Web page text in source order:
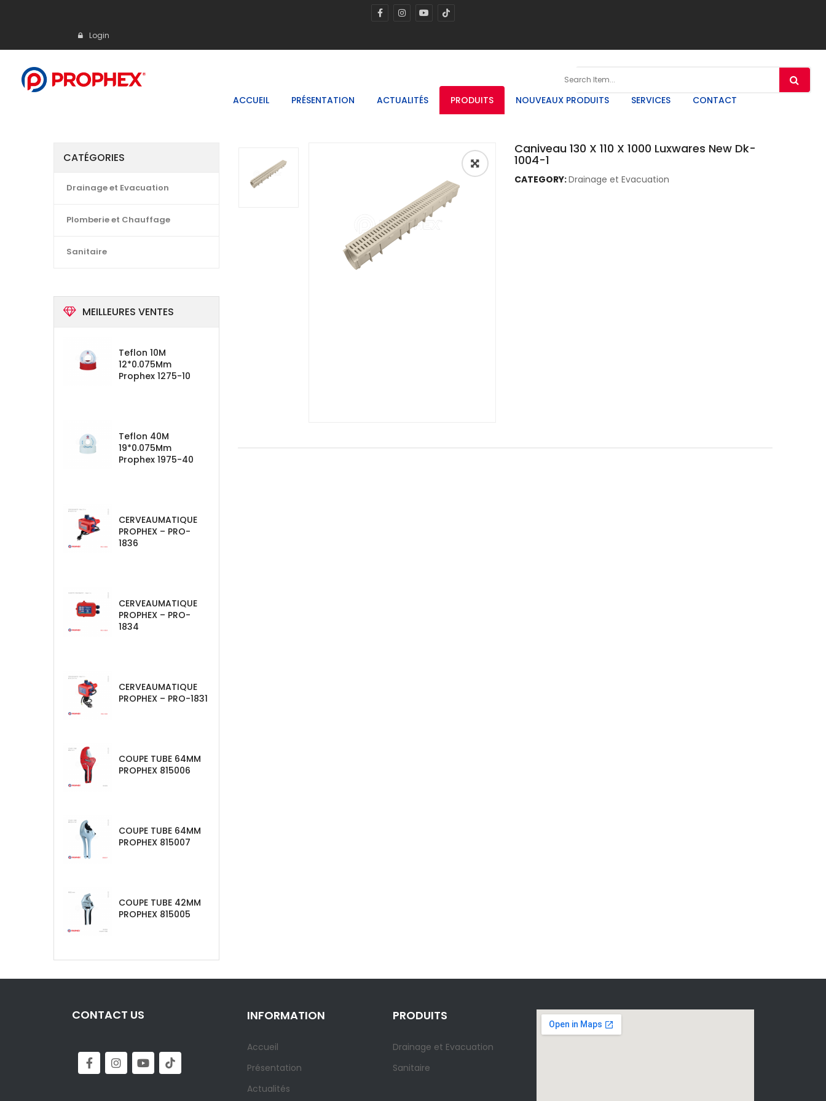
Login
ACCUEIL PRÉSENTATION ACTUALITÉS PRODUITS NOUVEAUX PRODUITS SERVICES CONTACT
CATÉGORIES
Drainage et Evacuation
Plomberie et Chauffage
Sanitaire
MEILLEURES VENTES
Teflon 10M
12*0.075Mm
Prophex 1275-10
Teflon 40M
19*0.075Mm
Prophex 1975-40
CERVEAUMATIQUE
PROPHEX – PRO-
1836
CERVEAUMATIQUE
PROPHEX – PRO-
1834
CERVEAUMATIQUE
PROPHEX – PRO-1831
COUPE TUBE 64MM
PROPHEX 815006
COUPE TUBE 64MM
PROPHEX 815007
COUPE TUBE 42MM
PROPHEX 815005
🔍
Caniveau 130 X 110 X 1000 Luxwares New Dk-
1004-1
CATEGORY:Drainage et Evacuation
CONTACT US INFORMATION
Accueil
Présentation
Actualités
PRODUITS
Drainage et Evacuation
Sanitaire